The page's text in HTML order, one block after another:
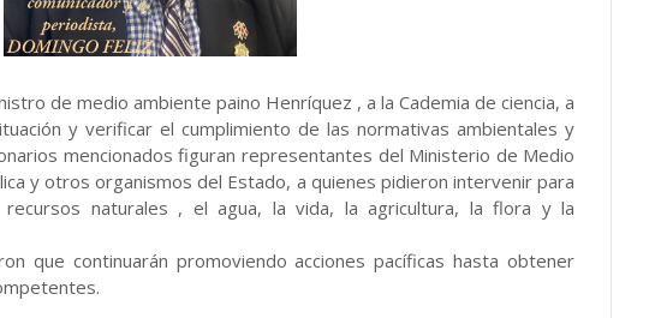
de medio ambiente paino Henríquez , a la Cademia de ciencia, a
y verificar el cumplimiento de las normativas ambientales y
mencionados figuran representantes del Ministerio de Medio
y otros organismos del Estado, a quienes pidieron intervenir para
naturales , el agua, la vida, la agricultura, la flora y la
que continuarán promoviendo acciones pacíficas hasta obtener